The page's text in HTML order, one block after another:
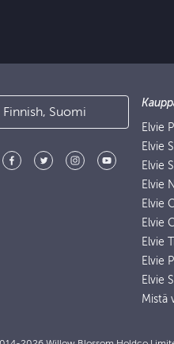
Finnish, Suomi
Elvie
Elvie
Elvie
Elvie
Elvie
Elvie
Elvie
Elvie
Elvie
Mistä